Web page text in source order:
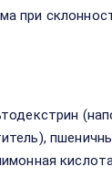
при